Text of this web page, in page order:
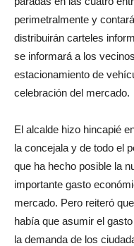
perimetralmente y
distribuirán carteles
se informará a los
estacionamiento de
celebración del mercado.
El alcalde hizo hincapié
la concejala y de todo el
que ha hecho posible la
importante gasto
mercado. Pero reiteró
había que asumir el
la demanda de los